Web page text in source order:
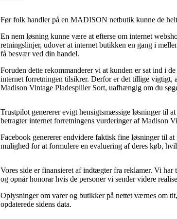
Før folk handler på en MADISON netbutik kunne de
En nem løsning kunne være at efterse om internet
retningslinjer, udover at internet butikken en gang i
få besvær ved din handel.
Foruden dette rekommanderer vi at kunden er sat ind i
internet forretningen tilsikrer. Derfor er det tillige vigtigt,
Madison Vintage Pladespiller Sort, uafhængig om du
Trustpilot genererer evigt hensigtsmæssige løsninger til
betragter internet forretningens vurderinger af Madison
Facebook genererer endvidere faktisk fine løsninger til
mulighed for at formulere en evaluering af deres køb,
Vores side er finansieret af indtægter fra reklamer. Vi
og opnår honorar hvis de personer vi sender videre
Oplysninger om varer og butikker på nettet værnes om
opdaterede sidens data.